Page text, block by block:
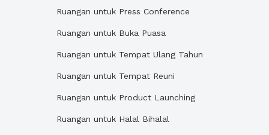
Ruangan untuk Press Conference
Ruangan untuk Buka Puasa
Ruangan untuk Tempat Ulang Tahun
Ruangan untuk Tempat Reuni
Ruangan untuk Product Launching
Ruangan untuk Halal Bihalal